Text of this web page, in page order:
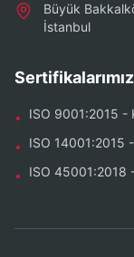
Büyük
İstanbul
Sertifikalarımız
• ISO 9001:2015 -
• ISO 14001:2015
• ISO 45001:2018